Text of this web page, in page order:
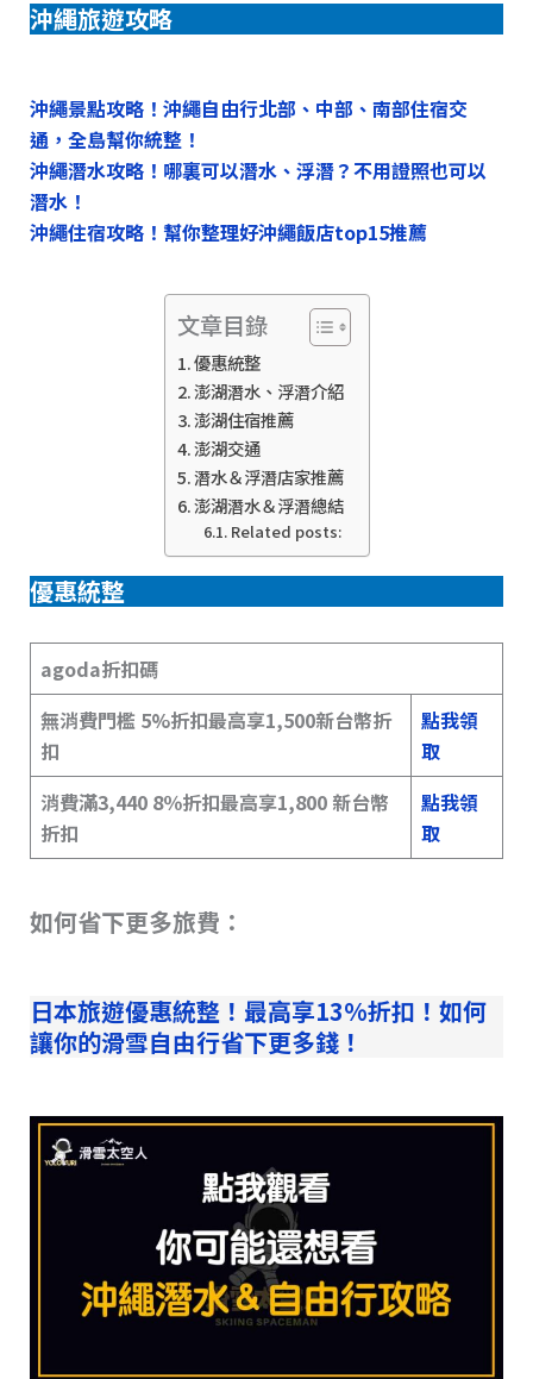
沖繩旅遊攻略
沖繩景點攻略！沖繩自由行北部、中部、南部住宿交
通，全島幫你統整！
沖繩潛水攻略！哪裏可以潛水、浮潛？不用證照也可以
潛水！
沖繩住宿攻略！幫你整理好沖繩飯店top15推薦
文章目錄
優惠統整
澎湖潛水、浮潛介紹
澎湖住宿推薦
澎湖交通
潛水＆浮潛店家推薦
澎湖潛水＆浮潛總結
Related posts:
優惠統整
agoda折扣碼
無消費門檻 5%折扣最高享1,500新台幣折
扣
點我領
取
消費滿3,440 8％折扣最高享1,800 新台幣
折扣
點我領
取
如何省下更多旅費：
日本旅遊優惠統整！最高享13%折扣！如何
讓你的滑雪自由行省下更多錢！